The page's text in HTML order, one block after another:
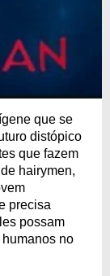
que se
distópico
que fazem
hairymen,
precisa
possam
no